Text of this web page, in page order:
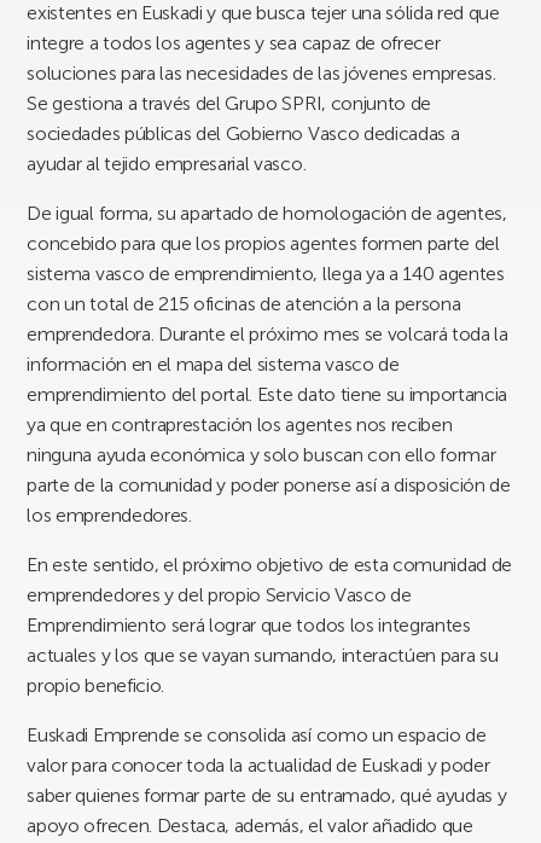
existentes en Euskadi y que busca tejer una sólida red que
integre a todos los agentes y sea capaz de ofrecer
soluciones para las necesidades de las jóvenes empresas.
Se gestiona a través del Grupo SPRI, conjunto de
sociedades públicas del Gobierno Vasco dedicadas a
ayudar al tejido empresarial vasco.
De igual forma, su apartado de homologación de agentes,
concebido para que los propios agentes formen parte del
sistema vasco de emprendimiento, llega ya a 140 agentes
con un total de 215 oficinas de atención a la persona
emprendedora. Durante el próximo mes se volcará toda la
información en el mapa del sistema vasco de
emprendimiento del portal. Este dato tiene su importancia
ya que en contraprestación los agentes nos reciben
ninguna ayuda económica y solo buscan con ello formar
parte de la comunidad y poder ponerse así a disposición de
los emprendedores.
En este sentido, el próximo objetivo de esta comunidad de
emprendedores y del propio Servicio Vasco de
Emprendimiento será lograr que todos los integrantes
actuales y los que se vayan sumando, interactúen para su
propio beneficio.
Euskadi Emprende se consolida así como un espacio de
valor para conocer toda la actualidad de Euskadi y poder
saber quienes formar parte de su entramado, qué ayudas y
apoyo ofrecen. Destaca, además, el valor añadido que